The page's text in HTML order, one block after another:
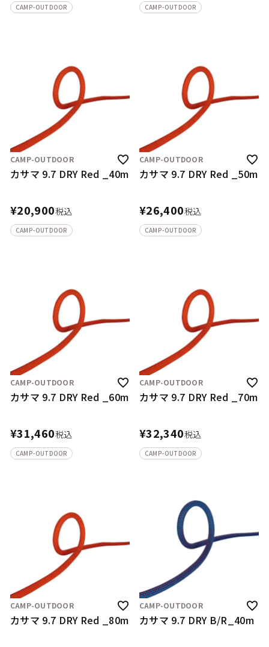
CAMP-OUTDOOR CAMP-OUTDOOR
CAMP-OUTDOOR
カサマ 9.7 DRY Red _40m
¥20,900税込
CAMP-OUTDOOR
CAMP-OUTDOOR
カサマ 9.7 DRY Red _50m
¥26,400税込
CAMP-OUTDOOR
CAMP-OUTDOOR
カサマ 9.7 DRY Red _60m
¥31,460税込
CAMP-OUTDOOR
CAMP-OUTDOOR
カサマ 9.7 DRY Red _70m
¥32,340税込
CAMP-OUTDOOR
CAMP-OUTDOOR
カサマ 9.7 DRY Red _80m
CAMP-OUTDOOR
カサマ 9.7 DRY B/R_40m